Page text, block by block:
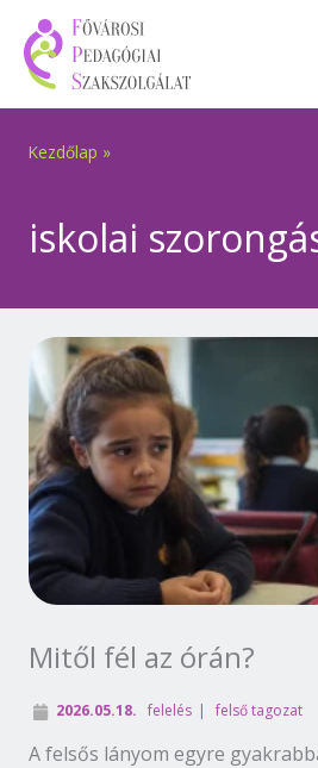
content
Kezdőlap »
iskolai
Mitől fél az órán?
2026.05.18. felelés felső tagozat
A felsős lányom egyre